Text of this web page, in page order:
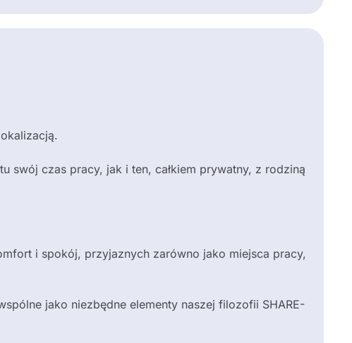
swój czas pracy, jak i ten, całkiem prywatny, z rodziną
i spokój, przyjaznych zarówno jako miejsca pracy,
jako niezbędne elementy naszej filozofii SHARE-